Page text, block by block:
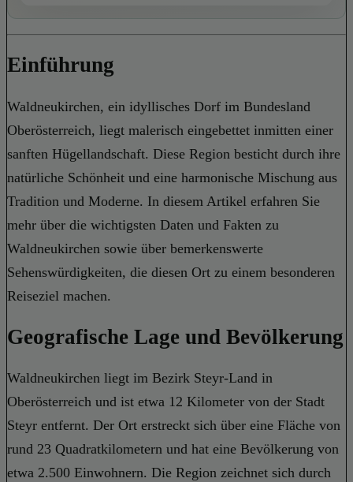
Einführung
Waldneukirchen, ein idyllisches Dorf im Bundesland
Oberösterreich, liegt malerisch eingebettet inmitten einer
sanften Hügellandschaft. Diese Region besticht durch ihre
natürliche Schönheit und eine harmonische Mischung aus
Tradition und Moderne. In diesem Artikel erfahren Sie
mehr über die wichtigsten Daten und Fakten zu
Waldneukirchen sowie über bemerkenswerte
Sehenswürdigkeiten, die diesen Ort zu einem besonderen
Reiseziel machen.
Geografische Lage und Bevölkerung
Waldneukirchen liegt im Bezirk Steyr-Land in
Oberösterreich und ist etwa 12 Kilometer von der Stadt
Steyr entfernt. Der Ort erstreckt sich über eine Fläche von
rund 23 Quadratkilometern und hat eine Bevölkerung von
etwa 2.500 Einwohnern. Die Region zeichnet sich durch